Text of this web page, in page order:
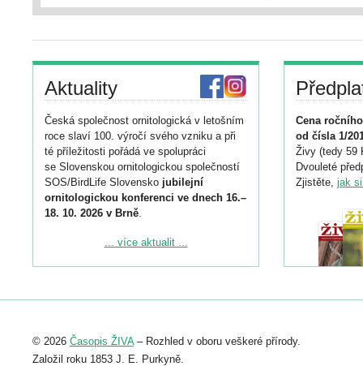
Aktuality
Česká společnost ornitologická v letošním
roce slaví 100. výročí svého vzniku a při
té příležitosti pořádá ve spolupráci
se Slovenskou ornitologickou společností
SOS/BirdLife Slovensko jubilejní
ornitologickou konferenci ve dnech 16.–
18. 10. 2026 v Brně.
Podrobnější informace ke konferenci
Registrovat se můžete do 6. září.
abstraktu přihlášené přednášky nebo
posteru je už 30. června.
... více aktualit ...
Cena
od čísla 1/
Živy (tedy 59
Dvouleté
Zjistěte, jak
© 2026 Časopis ŽIVA– Rozhled v oboru veškeré přírody.
Založil roku 1853 J. E. Purkyně.